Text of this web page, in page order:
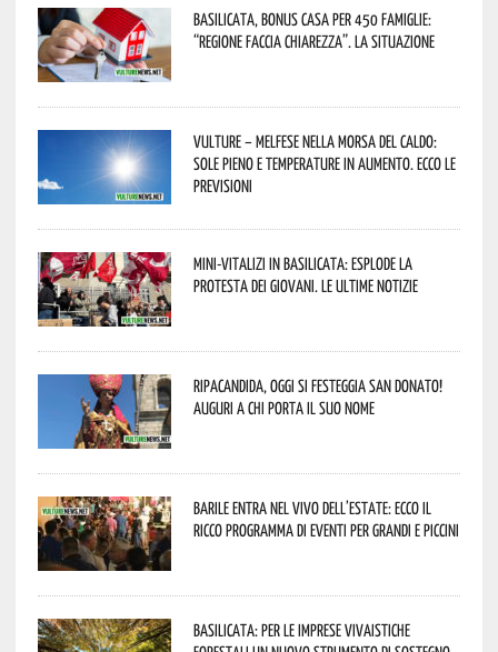
Basilicata, Bonus casa per 450 famiglie:
“Regione faccia chiarezza”. La situazione
Vulture – melfese nella morsa del caldo:
sole pieno e temperature in aumento. Ecco le
previsioni
Mini-vitalizi in Basilicata: esplode la
protesta dei giovani. Le ultime notizie
Ripacandida, oggi si festeggia San Donato!
Auguri a chi porta il suo nome
Barile entra nel vivo dell’estate: ecco il
ricco programma di eventi per grandi e piccini
Basilicata: per le imprese vivaistiche